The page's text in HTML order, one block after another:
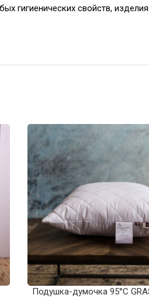
гигиенических свойств,
Подушка-думочка 95°C